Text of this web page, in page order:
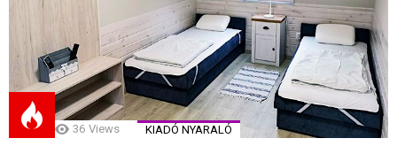
36 Views KIADÓ NYARALÓ